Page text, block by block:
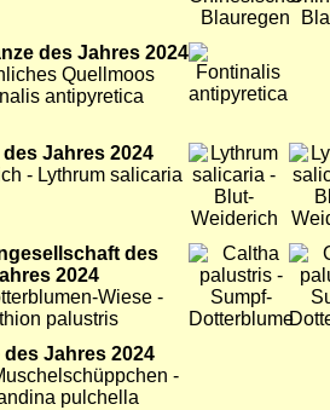
des Jahres 2024
Quellmoos
antipyretica
Bild
Jahres 2024
- Lythrum salicaria
Bild Bild
des
2024
Wiese -
palustris
Bild Bild
Jahres 2024
-
pulchella